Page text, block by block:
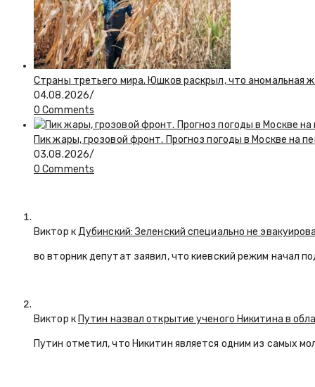
Страны третьего мира. Юшков раскрыл, что аномальная
04.08.2026/
0 Comments
Пик жары, грозовой фронт. Прогноз погоды в Москве на
03.08.2026/
0 Comments
Виктор кДубинский: Зеленский специально не
во вторник депутат заявил, что киевский режим начал
Виктор к Путин назвал открытие ученого Никитина в
Путин отметил, что Никитин является одним из самых